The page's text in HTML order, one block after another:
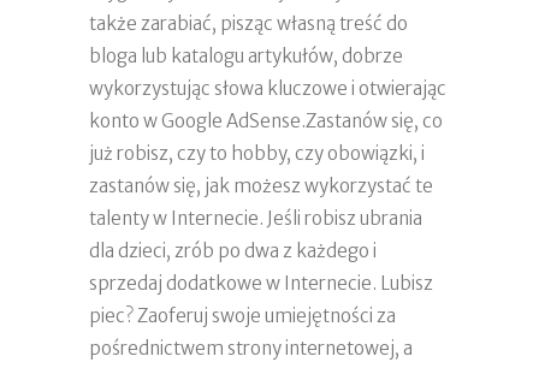
także zarabiać, pisząc własną treść do
bloga lub katalogu artykułów, dobrze
wykorzystując słowa kluczowe i otwierając
konto w Google AdSense.Zastanów się, co
już robisz, czy to hobby, czy obowiązki, i
zastanów się, jak możesz wykorzystać te
talenty w Internecie. Jeśli robisz ubrania
dla dzieci, zrób po dwa z każdego i
sprzedaj dodatkowe w Internecie. Lubisz
piec? Zaoferuj swoje umiejętności za
pośrednictwem strony internetowej, a